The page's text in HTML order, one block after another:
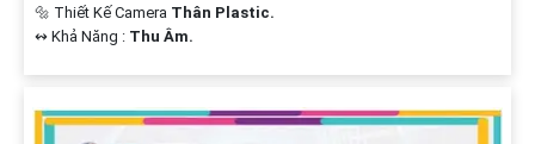
🔩 Thiết Kế Camera Thân Plastic.
️↭ Khả Năng : Thu Âm.